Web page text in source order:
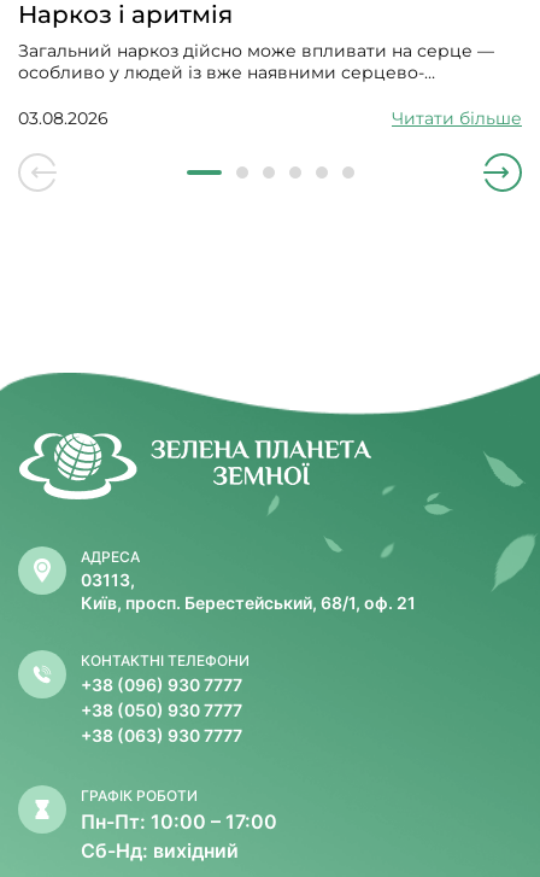
Наркоз і аритмія
Загальний наркоз дійсно може впливати на серце —
особливо у людей із вже наявними серцево-
серцевого ритму, гіпотонію, зменшити силу скорочень
03.08.2026 Читати більше
АДРЕСА
03113,
Київ, просп. Берестейський, 68/1, оф. 21
КОНТАКТНІ ТЕЛЕФОНИ
+38 (096) 930 7777
+38 (050) 930 7777
+38 (063) 930 7777
ГРАФІК РОБОТИ
Пн-Пт: 10:00 – 17:00
Сб-Нд: вихідний